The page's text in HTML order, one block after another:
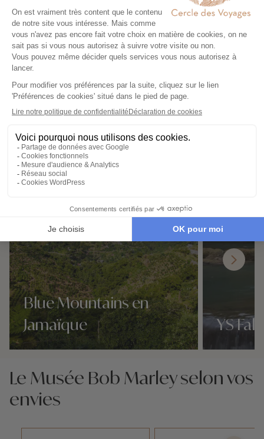
disponible 24/7
Demander un devis
Destinations à proximité de
Musée Bob Marley
Blue Mountains en
Jamaïque
YS
Le Musée Bob Marley selon vos
envies